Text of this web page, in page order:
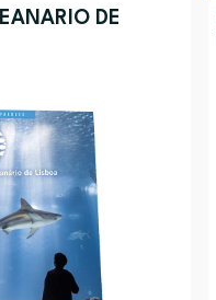
DE